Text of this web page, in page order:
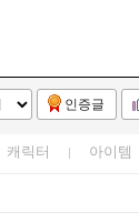
인증글
캐릭터 아이템